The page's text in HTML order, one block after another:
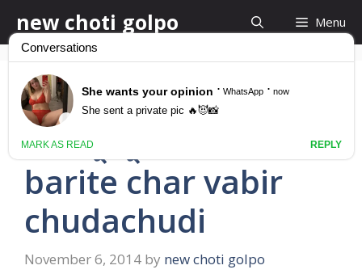
to
content
new choti golpo Menu
ভরদুপুরে ফ্ল্যাট বাড়ীতে চার
ভাবীর চুদাচুদি – flat
barite char vabir
chudachudi
November 6, 2014 by new choti golpo